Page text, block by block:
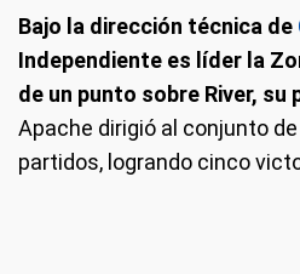
Bajo la dirección técnica de
Independiente es líder la
de un punto sobre River, su
Apache dirigió al conjunto
partidos, logrando cinco